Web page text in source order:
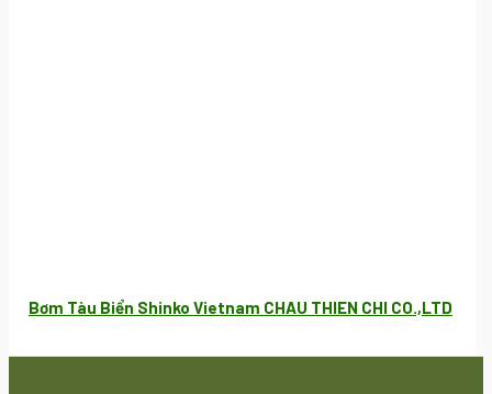
Bơm Tàu Biển Shinko Vietnam CHAU THIEN CHI CO.,LTD